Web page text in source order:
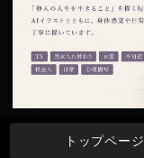
トップページ